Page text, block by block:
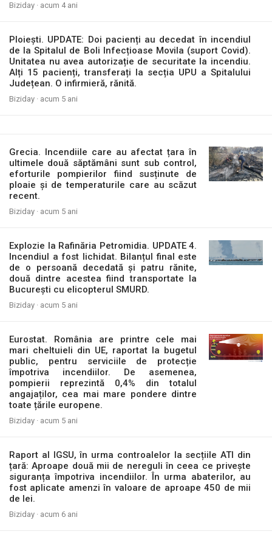
Biziday · acum 4 ani
Ploiești. UPDATE: Doi pacienți au decedat în incendiul
de la Spitalul de Boli Infecțioase Movila (suport Covid).
Unitatea nu avea autorizație de securitate la incendiu.
Alți 15 pacienți, transferați la secția UPU a Spitalului
Județean. O infirmieră, rănită.
Biziday · acum 5 ani
Grecia. Incendiile care au afectat țara în
ultimele două săptămâni sunt sub control,
eforturile pompierilor fiind susținute de
ploaie și de temperaturile care au scăzut
recent.
Biziday · acum 5 ani
Explozie la Rafinăria Petromidia. UPDATE 4.
Incendiul a fost lichidat. Bilanțul final este
de o persoană decedată și patru rănite,
două dintre acestea fiind transportate la
București cu elicopterul SMURD.
Biziday · acum 5 ani
Eurostat. România are printre cele mai
mari cheltuieli din UE, raportat la bugetul
public, pentru serviciile de protecție
împotriva incendiilor. De asemenea,
pompierii reprezintă 0,4% din totalul
angajaților, cea mai mare pondere dintre
toate țările europene.
Biziday · acum 5 ani
Raport al IGSU, în urma controalelor la secțiile ATI din
țară: Aproape două mii de nereguli în ceea ce privește
siguranța împotriva incendiilor. În urma abaterilor, au
fost aplicate amenzi în valoare de aproape 450 de mii
de lei.
Biziday · acum 6 ani